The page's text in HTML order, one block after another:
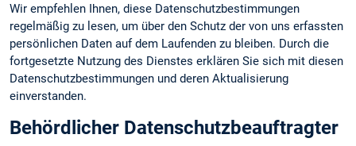
Wir empfehlen Ihnen, diese Datenschutzbestimmungen
regelmäßig zu lesen, um über den Schutz der von uns erfassten
persönlichen Daten auf dem Laufenden zu bleiben. Durch die
fortgesetzte Nutzung des Dienstes erklären Sie sich mit diesen
Datenschutzbestimmungen und deren Aktualisierung
einverstanden.
Behördlicher Datenschutzbeauftragter